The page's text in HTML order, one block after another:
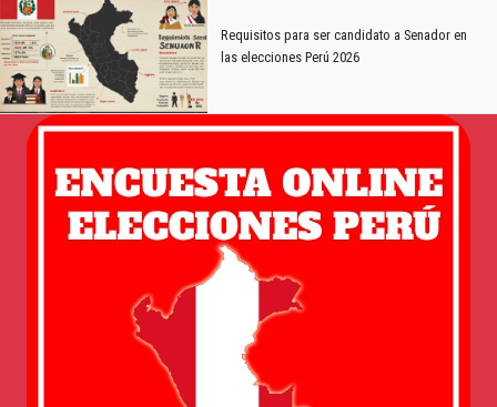
Requisitos para ser candidato a Senador en
las elecciones Perú 2026